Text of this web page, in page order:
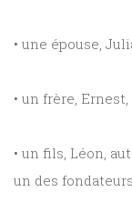
• une épouse,
• un frère,
• un fils, Léon,
un des